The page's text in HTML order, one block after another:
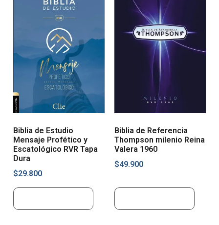
Biblia de Estudio
Mensaje Profético y
Escatológico RVR Tapa
Dura
$29.800
Biblia de Referencia
Thompson milenio Reina
Valera 1960
$49.900